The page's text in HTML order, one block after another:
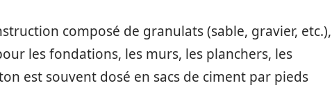
composé de granulats (sable, gravier, etc.),
les fondations, les murs, les planchers, les
est souvent dosé en sacs de ciment par pieds